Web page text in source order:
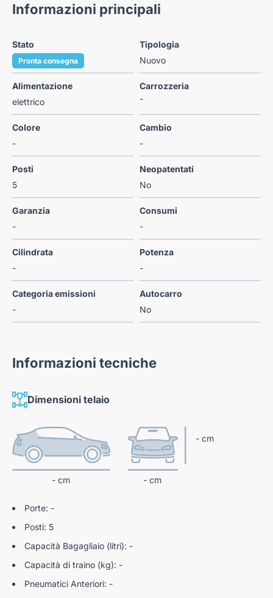
Informazioni principali
Stato
Pronta consegna
Tipologia
Nuovo
Alimentazione
elettrico
Carrozzeria
-
Colore
-
Cambio
-
Posti
5
Neopatentati
No
Garanzia
-
Consumi
-
Cilindrata
-
Potenza
-
Categoria emissioni
-
Autocarro
No
Informazioni tecniche
Dimensioni telaio
- cm - cm
- cm
Porte: -
Posti: 5
Capacità Bagagliaio (litri): -
Capacità di traino (kg): -
Pneumatici Anteriori: -